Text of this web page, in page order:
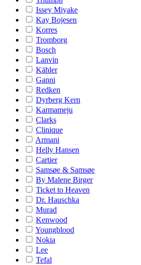
Issey Miyake
Kay Bojesen
Korres
Tromborg
Bosch
Lanvin
Kähler
Ganni
Redken
Dyrberg Kern
Karmameju
Clarks
Clinique
Armani
Helly Hansen
Cartier
Samsøe & Samsøe
By Malene Birger
Ticket to Heaven
Dr. Hauschka
Murad
Kenwood
Youngblood
Nokia
Lee
Tefal